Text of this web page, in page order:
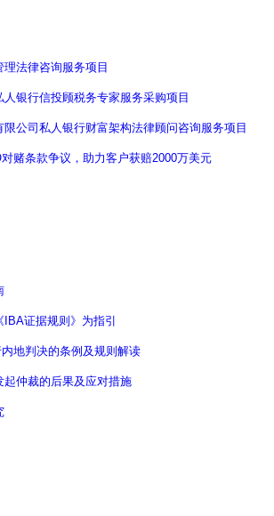
法律咨询服务项目
银行信投顾税务专家服务采购项目
公司私人银行财富架构法律顾问咨询服务项目
赌条款争议，助力客户获赔2000万美元
证据规则》为指引
地判决的条例及规则解读
仲裁的后果及应对措施